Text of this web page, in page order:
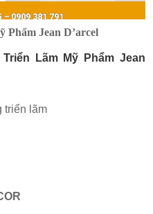
Jean D’arcel
Lãm Mỹ Phẩm Jean
triển lãm